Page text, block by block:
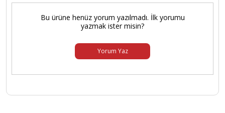
Bu ürüne henüz yorum yazılmadı. İlk yorumu
yazmak ister misin?
Yorum Yaz